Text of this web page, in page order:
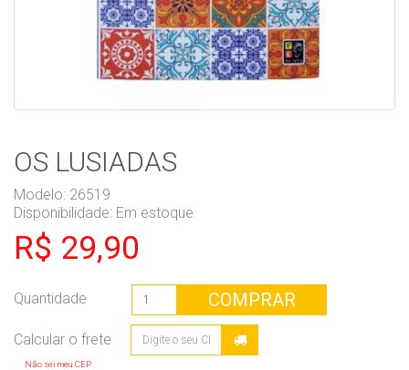
OS LUSIADAS
Modelo: 26519
Disponibilidade: Em estoque
R$ 29,90
Quantidade COMPRAR
Não sei meu CEP